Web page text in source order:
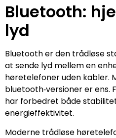
Bluetooth:
lyd
Bluetooth er den trådløse
at sende lyd mellem en
høretelefoner uden kabler.
bluetooth‑versioner er ens.
har forbedret både
energieffektivitet.
Moderne trådløse